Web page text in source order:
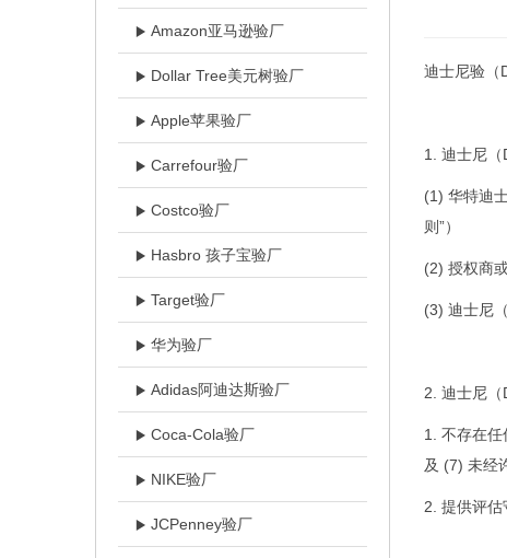
Amazon亚马逊验厂
Dollar Tree美元树验厂
Apple苹果验厂
Carrefour验厂
Costco验厂
Hasbro 孩子宝验厂
Target验厂
华为验厂
Adidas阿迪达斯验厂
Coca-Cola验厂
NIKE验厂
JCPenney验厂
迪士尼验
1. 迪士尼（
(1) 华特迪
则”）
(2) 授权商
(3) 迪士尼
2. 迪士尼
1. 不存在
及 (7) 未经
2. 提供评估